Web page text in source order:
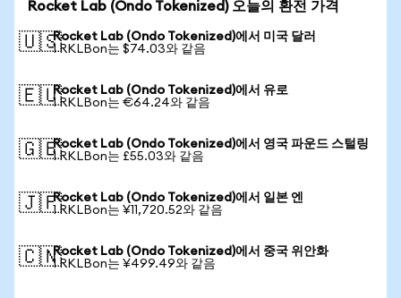
Rocket Lab (Ondo Tokenized) 오늘의 환전 가격
🇺🇸Rocket Lab (Ondo Tokenized)에서 미국 달러
1 RKLBon는 $74.03와 같음
🇪🇺Rocket Lab (Ondo Tokenized)에서 유로
1 RKLBon는 €64.24와 같음
🇬🇧Rocket Lab (Ondo Tokenized)에서 영국 파운드 스털링
1 RKLBon는 £55.03와 같음
🇯🇵Rocket Lab (Ondo Tokenized)에서 일본 엔
1 RKLBon는 ¥11,720.52와 같음
🇨🇳Rocket Lab (Ondo Tokenized)에서 중국 위안화
1 RKLBon는 ¥499.49와 같음